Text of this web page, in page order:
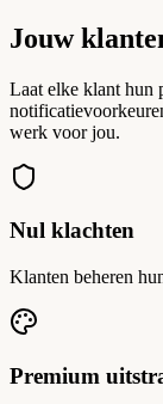
Jouw
Laat elke klant hun
werk voor jou.
Nul klachten
Klanten beheren
Premium